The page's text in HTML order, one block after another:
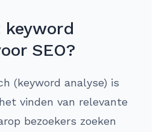
keyword
SEO?
(keyword analyse) is
vinden van relevante
bezoekers zoeken